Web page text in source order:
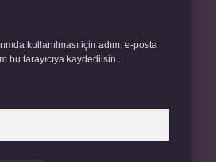
kullanılması için adım, e-posta
bu tarayıcıya kaydedilsin.